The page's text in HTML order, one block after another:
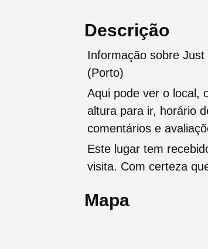
Descrição
Informação sobre
(Porto)
Aqui pode ver o local,
altura para ir, horário
comentários e
Este lugar tem
visita. Com certeza
Mapa